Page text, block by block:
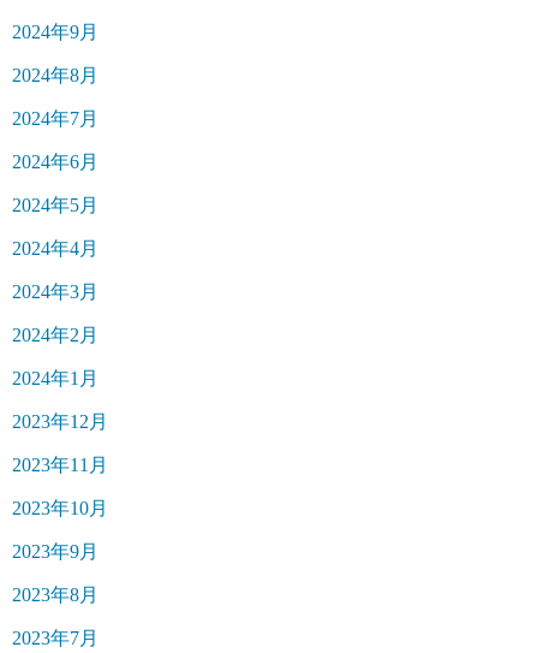
2024年9月
2024年8月
2024年7月
2024年6月
2024年5月
2024年4月
2024年3月
2024年2月
2024年1月
2023年12月
2023年11月
2023年10月
2023年9月
2023年8月
2023年7月